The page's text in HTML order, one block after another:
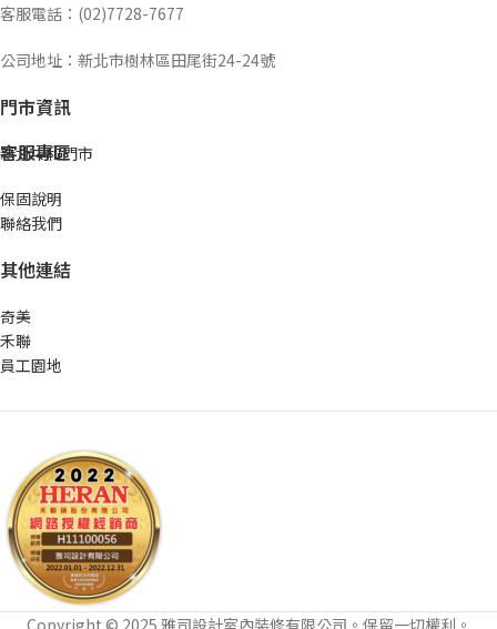
客服電話：(02)7728-7677
公司地址：新北市樹林區田尾街24-24號
門市資訊
新北中和門市
客服專區
保固說明
聯絡我們
其他連結
奇美
禾聯
員工園地
Copyright © 2025 雅司設計室內裝修有限公司。保留一切權利。